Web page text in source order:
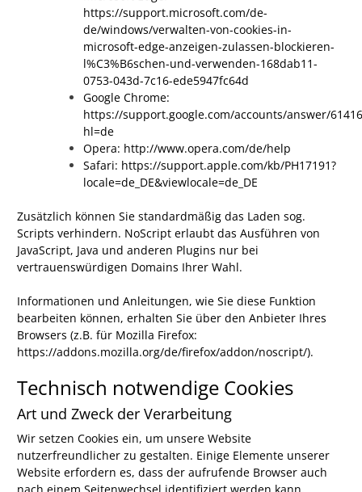
https://support.microsoft.com/de-
de/windows/verwalten-von-cookies-in-
microsoft-edge-anzeigen-zulassen-blockieren-
l%C3%B6schen-und-verwenden-168dab11-
0753-043d-7c16-ede5947fc64d
Google Chrome:
https://support.google.com/accounts/answer/
hl=de
Opera: http://www.opera.com/de/help
Safari: https://support.apple.com/kb/PH17191?
locale=de_DE&viewlocale=de_DE
Zusätzlich können Sie standardmäßig das Laden sog.
Scripts verhindern. NoScript erlaubt das Ausführen von
JavaScript, Java und anderen Plugins nur bei
vertrauenswürdigen Domains Ihrer Wahl.
Informationen und Anleitungen, wie Sie diese Funktion
bearbeiten können, erhalten Sie über den Anbieter Ihres
Browsers (z.B. für Mozilla Firefox:
https://addons.mozilla.org/de/firefox/addon/noscript/).
Technisch notwendige Cookies
Art und Zweck der Verarbeitung
Wir setzen Cookies ein, um unsere Website
nutzerfreundlicher zu gestalten. Einige Elemente unserer
Website erfordern es, dass der aufrufende Browser auch